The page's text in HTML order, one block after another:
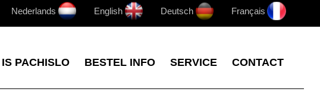
Nederlands English Deutsch Français
PACHISLO BESTEL INFO SERVICE CONTACT